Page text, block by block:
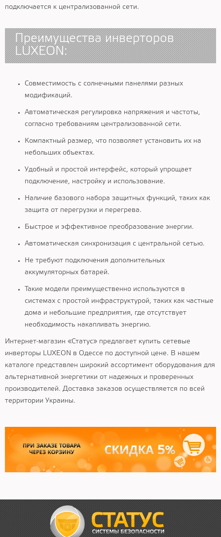
подключается к централизованной сети.
Преимущества инверторов
LUXEON:
Совместимость с солнечными панелями разных
модификаций.
Автоматическая регулировка напряжения и частоты,
согласно требованиям централизованной сети.
Компактный размер, что позволяет установить их на
небольших объектах.
Удобный и простой интерфейс, который упрощает
подключение, настройку и использование.
Наличие базового набора защитных функций, таких как
защита от перегрузки и перегрева.
Быстрое и эффективное преобразование энергии.
Автоматическая синхронизация с центральной сетью.
Не требуют подключения дополнительных
аккумуляторных батарей.
Такие модели преимущественно используются в
системах с простой инфраструктурой, таких как частные
дома и небольшие предприятия, где отсутствует
необходимость накапливать энергию.
Интернет-магазин «Статус» предлагает купить сетевые
инверторы LUXEON в Одессе по доступной цене. В нашем
каталоге представлен широкий ассортимент оборудования для
альтернативной энергетики от надежных и проверенных
производителей. Доставка заказов осуществляется по всей
территории Украины.